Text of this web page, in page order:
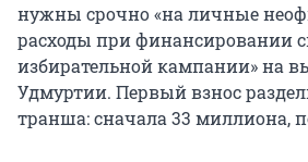
нужны срочно «на личные
расходы при финансировании
избирательной кампании» на
Удмуртии. Первый взнос
транша: сначала 33 миллиона,